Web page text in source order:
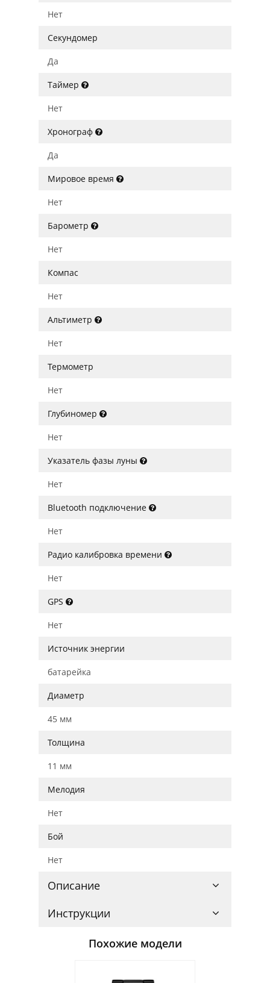
Нет
Секундомер
Да
Таймер
Нет
Хронограф
Да
Мировое время
Нет
Барометр
Нет
Компас
Нет
Альтиметр
Нет
Термометр
Нет
Глубиномер
Нет
Указатель фазы луны
Нет
Bluetooth подключение
Нет
Радио калибровка времени
Нет
GPS
Нет
Источник энергии
батарейка
Диаметр
45 мм
Толщина
11 мм
Мелодия
Нет
Бой
Нет
Описание
Инструкции
Похожие модели